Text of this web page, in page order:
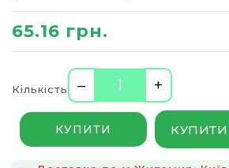
65.16 грн.
Кількість – +
КУПИТИ КУПИТИ